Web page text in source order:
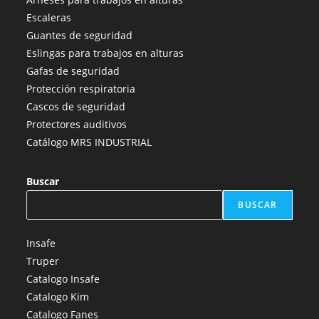
en
una
nueva
pestaña
una
nueva
pestaña
una
nueva
pestaña
nueva
Escaleras
Guantes de seguridad
Eslingas para trabajos en alturas
Gafas de seguridad
Protección respiratoria
Cascos de seguridad
Protectores auditivos
Catálogo MRS INDUSTRIAL
Buscar
BUSCAR
Insafe
Truper
Catalogo Insafe
Catalogo Kim
Catalogo Fanes